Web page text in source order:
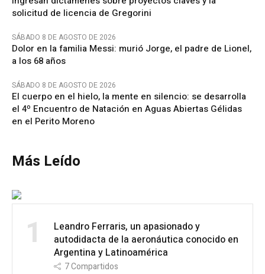
solicitud de licencia de Gregorini
SÁBADO 8 DE AGOSTO DE 2026
Dolor en la familia Messi: murió Jorge, el padre de Lionel,
a los 68 años
SÁBADO 8 DE AGOSTO DE 2026
El cuerpo en el hielo, la mente en silencio: se desarrolla
el 4º Encuentro de Natación en Aguas Abiertas Gélidas
en el Perito Moreno
Más Leído
1
Leandro Ferraris, un apasionado y
autodidacta de la aeronáutica conocido en
Argentina y Latinoamérica
7Compartidos